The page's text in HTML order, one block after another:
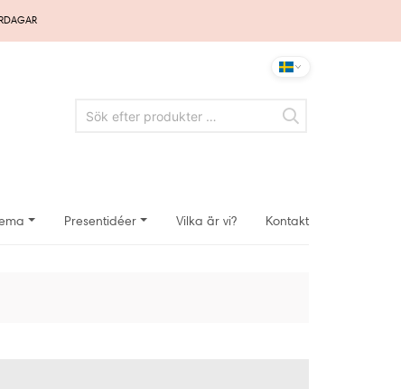
Presentidéer Vilka är vi? Kontakt